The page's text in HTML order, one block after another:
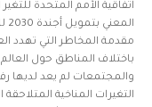
مقدمة المخاطر التي تهدد
باختلاف المناطق حول
والمجتمعات لم يعد لديها
التغيرات المناخية